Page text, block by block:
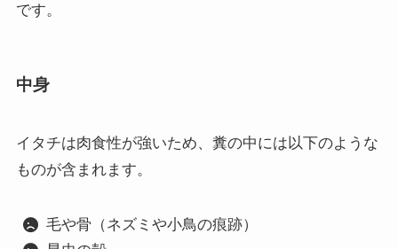
です。
中身
イタチは肉食性が強いため、糞の中には以下のような
ものが含まれます。
毛や骨（ネズミや小鳥の痕跡）